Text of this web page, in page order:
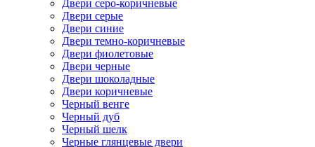
Двери серо-коричневые
Двери серые
Двери синие
Двери темно-коричневые
Двери фиолетовые
Двери черные
Двери шоколадные
Двери коричневые
Черный венге
Черный дуб
Черный шелк
Черные глянцевые двери